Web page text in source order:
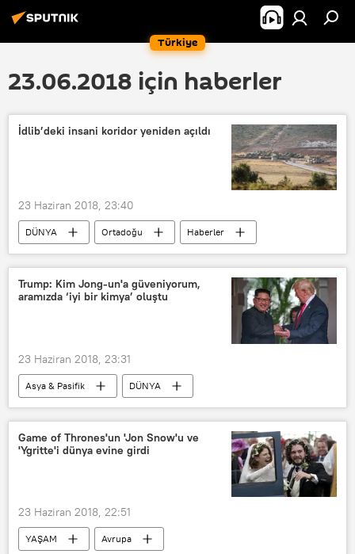
Türkiye
23.06.2018 için haberler
İdlib’deki insani koridor yeniden açıldı
23 Haziran 2018, 23:40
DÜNYA Ortadoğu
Haberler
Suriye
İdlib
Aleksey Tsıgankov
İnsani koridor
Trump: Kim Jong-un'a güveniyorum,
aramızda ‘iyi bir kimya’ oluştu
23 Haziran 2018, 23:31
Asya & Pasifik
DÜNYA
POLİTİKA
Haberler
ABD
Kuzey Kore
Donald Trump
Kim Jong-un
Game of Thrones'un 'Jon Snow'u ve
'Ygritte'i dünya evine girdi
23 Haziran 2018, 22:51
YAŞAM
Avrupa